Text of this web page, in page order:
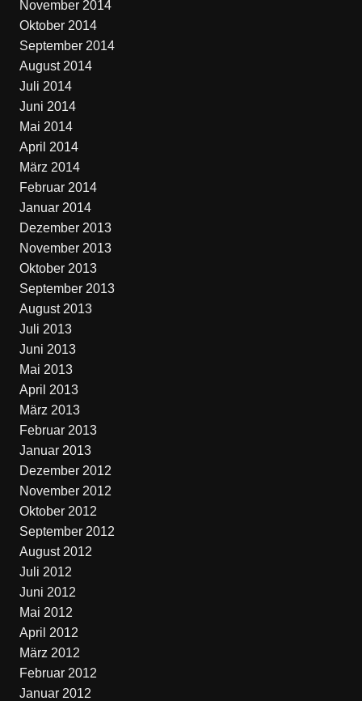
November 2014
Oktober 2014
September 2014
August 2014
Juli 2014
Juni 2014
Mai 2014
April 2014
März 2014
Februar 2014
Januar 2014
Dezember 2013
November 2013
Oktober 2013
September 2013
August 2013
Juli 2013
Juni 2013
Mai 2013
April 2013
März 2013
Februar 2013
Januar 2013
Dezember 2012
November 2012
Oktober 2012
September 2012
August 2012
Juli 2012
Juni 2012
Mai 2012
April 2012
März 2012
Februar 2012
Januar 2012